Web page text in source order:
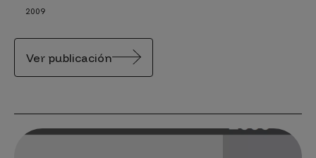
2009
Ver publicación